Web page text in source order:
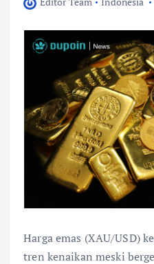
Harga emas (XAU/USD)
tren kenaikan meski